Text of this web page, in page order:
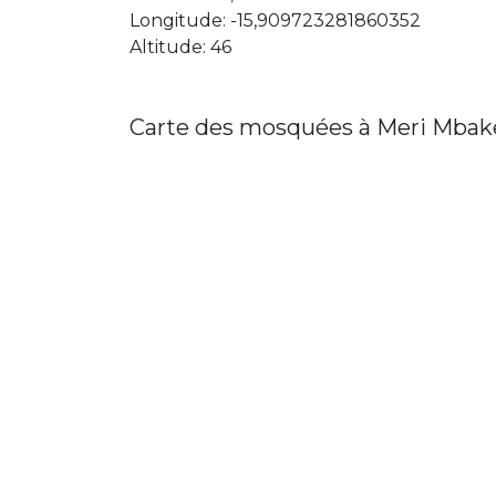
Longitude: -15,909723281860352
Altitude: 46
Carte des mosquées à Meri